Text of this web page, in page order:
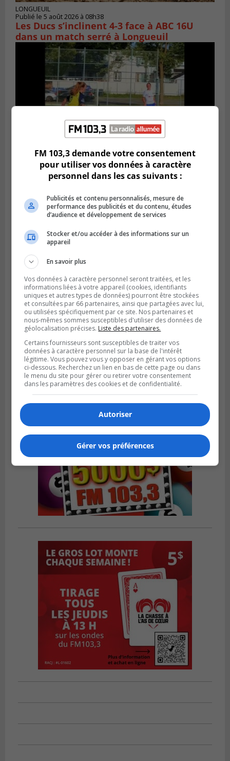
LONGUEUIL
Publié le 5 août 2026 à 08h38
Les Ducs s’inclinent 4‑3 face à ABC 16U
dans un match serré à Longueuil
Publié le 4 août 2026 à 07h27
Les clubs de la Rive-Sud récoltent des
points en Ligue 1 Québec
SAINT-CATHERINE
Publié le 3 août 2026 à 13h52
Martin-Olivier Cardinal change de cap et
rejoint la LHJMQ
FM 103,3 demande votre consentement
pour utiliser vos données à caractère
personnel dans les cas suivants :
Publicités et contenu personnalisés, mesure de
performance des publicités et du contenu, études
d’audience et développement de services
Stocker et/ou accéder à des informations sur un
appareil
En savoir plus
Vos données à caractère personnel seront traitées, et les
informations liées à votre appareil (cookies, identifiants
uniques et autres types de données) pourront être stockées
et consultées par 66 partenaires, ainsi que partagées avec lui,
ou utilisées spécifiquement par ce site. Nos partenaires et
nous-mêmes sommes susceptibles d'utiliser des données de
géolocalisation précises. Liste des partenaires.
Certains fournisseurs sont susceptibles de traiter vos
données à caractère personnel sur la base de l'intérêt
légitime. Vous pouvez vous y opposer en gérant vos options
ci-dessous. Recherchez un lien en bas de cette page ou dans
le menu du site pour gérer ou retirer votre consentement
dans les paramètres des cookies et de confidentialité.
Autoriser
Gérer vos préférences